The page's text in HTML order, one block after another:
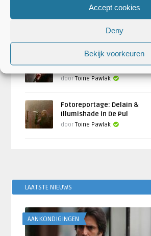
Accept cookies
Deny
Bekijk voorkeuren
Fotoreportage Brainstorm
festival 2024
Toine Pawlak
Fotoreportage: Serenity +
Temperance in De Pul, Uden
doorToine Pawlak
Fotoreportage: Delain &
Illumishade in De Pul
doorToine Pawlak
LAATSTE NIEUWS
AANKONDIGINGEN